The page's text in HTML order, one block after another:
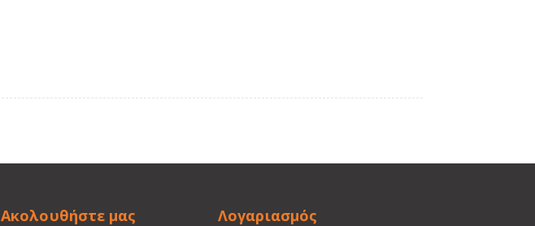
Ακολουθήστε μας Λογαριασμός